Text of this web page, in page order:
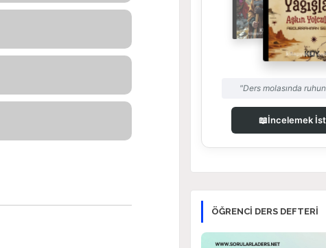
"Ders molasında
📖İncelemek
ÖĞRENCI DERS DEFTERI